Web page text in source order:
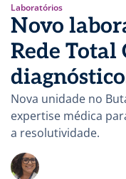
Laboratórios
Novo
Rede Total
Nova unidade no
expertise médica
a resolutividade.